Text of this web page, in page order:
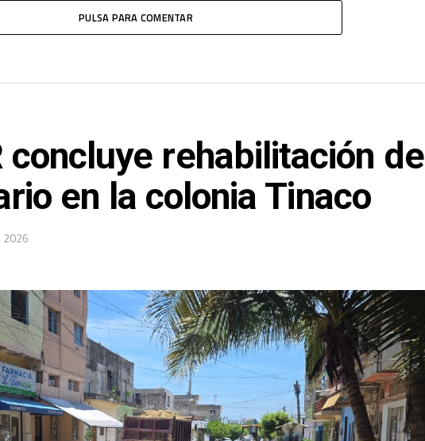
PULSA PARA COMENTAR
concluye rehabilitación de
en la colonia Tinaco
2026